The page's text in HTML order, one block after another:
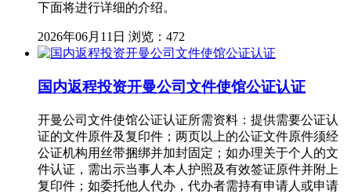
下面将进行详细的介绍。
2026年06月11日 浏览：472
国内返程投资开曼公司文件使馆公证认证
开曼公司文件使馆公证认证所需资料：提供需要公证认
证的文件原件及复印件；两页以上的公证文件原件须经
公证机构用丝带捆绑并加封固定；如办理关于个人的文
件认证，需出示当事人本人护照及有效签证原件并附上
复印件；如委托他人代办，代办者需持有申请人或申请